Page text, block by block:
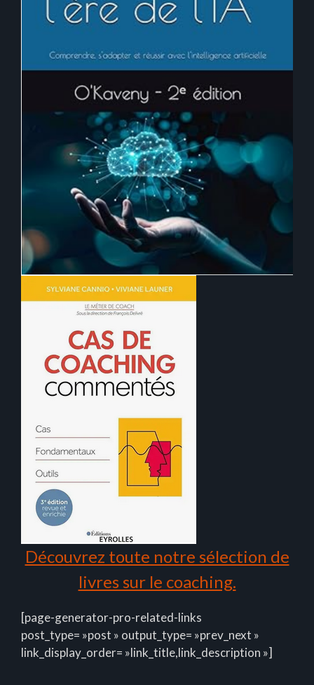
Découvrez toute notre sélection de
livres sur le coaching.
[page-generator-pro-related-links
post_type= »post » output_type= »prev_next »
link_display_order= »link_title,link_description »]